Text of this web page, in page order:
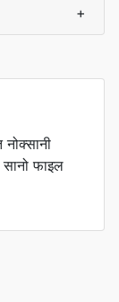
+
फाइल